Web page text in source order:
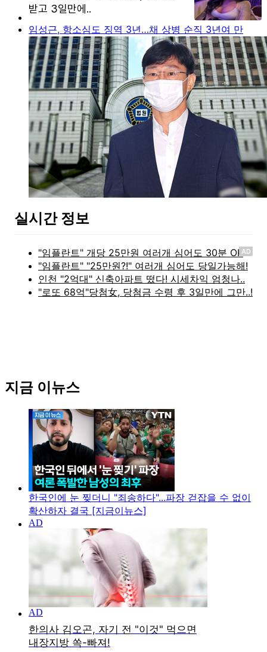
임성근, 항소심도 징역 3년…채 상병 순직 3년여 만
실시간 정보
AD
지금 이뉴스
한국인에 눈 찢더니 "죄송하다"...파장 걷잡을 수 없이
확산하자 결국 [지금이뉴스]